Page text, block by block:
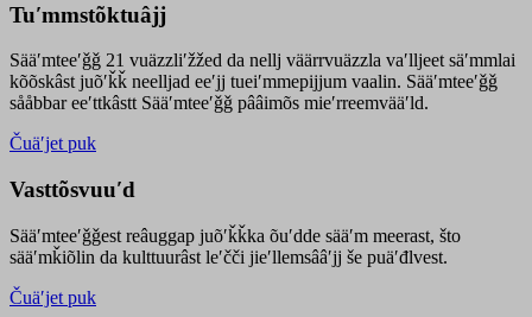
Tuʹmmstõktuâjj
Sääʹmteeʹǧǧ 21 vuäzzliʹžžed da nellj väärrvuäzzla vaʹlljeet säʹmmlai
kõõskâst juõʹǩǩ neelljad eeʹjj tueiʹmmepijjum vaalin. Sääʹmteeʹǧǧ
sååbbar eeʹttkâstt Sääʹmteeʹǧǧ pââimõs mieʹrreemvääʹld.
Čuäʹjet puk
Vasttõsvuuʹd
Sääʹmteeʹǧǧest reâuggap juõʹǩǩka õuʹdde sääʹm meerast, što
sääʹmǩiõlin da kulttuurâst leʹčči jieʹllemsââʹjj še puäʹđlvest.
Čuäʹjet puk